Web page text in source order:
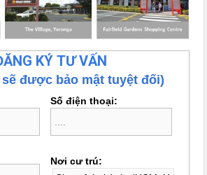
KÝ TƯ VẤN
được bảo mật tuyệt đối)
Số điện thoại:
Nơi cư trú: